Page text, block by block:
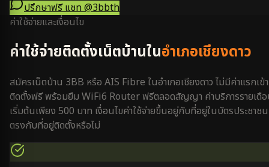
ปรึกษาฟรี แชท@3bbth
ค่าใช้จ่ายและเงื่อนไข
ค่าใช้จ่ายติดตั้งเน็ตบ้านในอำเภอเชียงดาว
สมัครเน็ตบ้าน 3BB หรือ AIS Fibre ในอำเภอเชียงดาว ไม่มีค่าแรกเข้า
ติดตั้งฟรี พร้อมยืม WiFi6 Router ฟรีตลอดสัญญา ค่าบริการรายเดื
เริ่มต้นเพียง 500 บาท เงื่อนไขค่าใช้จ่ายขึ้นอยู่กับที่อยู่ในบัตรประชาชน
ตรงกับที่อยู่ติดตั้งหรือไม่